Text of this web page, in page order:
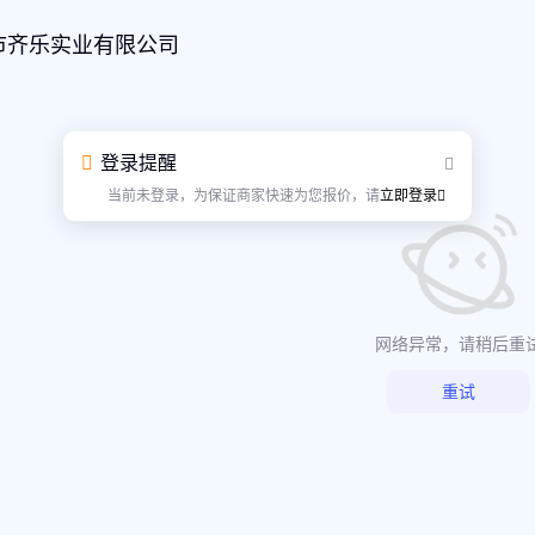
齐乐实业有限公司
登录提醒
当前未登录，为保证商家快速为您报价，请立即登录
网络异常，请稍后重
重试